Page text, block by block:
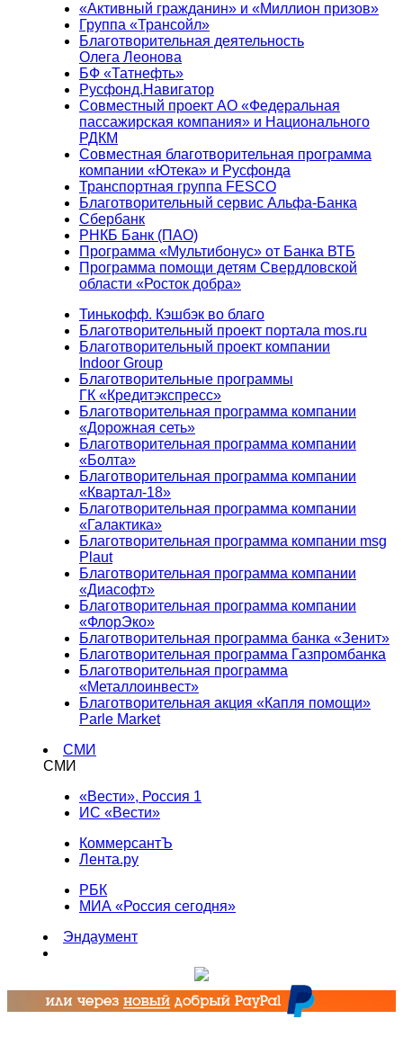
«Активный гражданин» и «Миллион призов»
Группа «Трансойл»
Благотворительная деятельность
Олега Леонова
БФ «Татнефть»
Русфонд.Навигатор
Совместный проект АО «Федеральная
пассажирская компания» и Национального
РДКМ
Совместная благотворительная программа
компании «Ютека» и Русфонда
Транспортная группа FESCO
Благотворительный сервис Альфа-Банка
Сбербанк
РНКБ Банк (ПАО)
Программа «Мультибонус» от Банка ВТБ
Программа помощи детям Свердловской
области «Росток добра»
Тинькофф. Кэшбэк во благо
Благотворительный проект портала mos.ru
Благотворительный проект компании
Indoor Group
Благотворительные программы
ГК «Кредитэкспресс»
Благотворительная программа компании
«Дорожная сеть»
Благотворительная программа компании
«Болта»
Благотворительная программа компании
«Квартал-18»
Благотворительная программа компании
«Галактика»
Благотворительная программа компании msg
Plaut
Благотворительная программа компании
«Диасофт»
Благотворительная программа компании
«ФлорЭко»
Благотворительная программа банка «Зенит»
Благотворительная программа Газпромбанка
Благотворительная программа
«Металлоинвест»
Благотворительная акция «Капля помощи»
Parle Market
СМИ
СМИ
«Вести», Россия 1
ИС «Вести»
КоммерсантЪ
Лента.ру
РБК
МИА «Россия сегодня»
Эндаумент